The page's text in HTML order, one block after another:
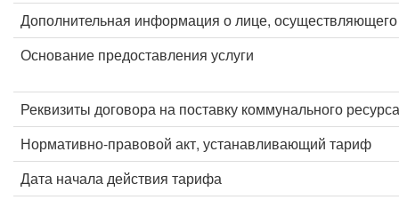
Дополнительная информация о лице, осуществляющего
Основание предоставления услуги
Реквизиты договора на поставку коммунального ресурса
Нормативно-правовой акт, устанавливающий тариф
Дата начала действия тарифа